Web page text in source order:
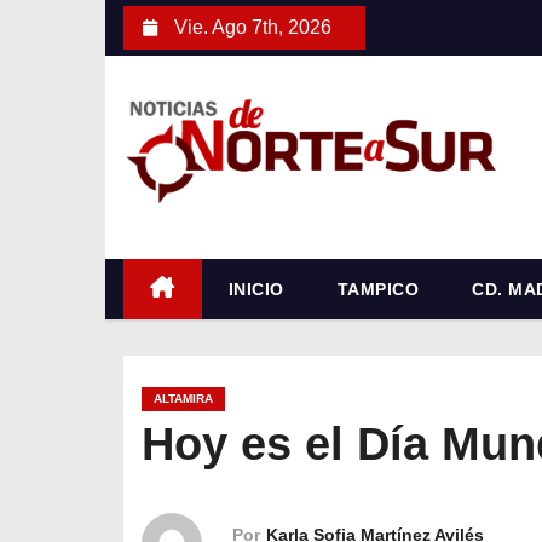
o
Vie. Ago 7th, 2026
INICIO TAMPICO CD.
ALTAMIRA
Hoy es el Día
Por Karla Sofia Martínez Avilés